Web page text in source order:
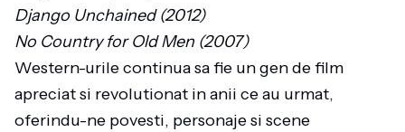
Django Unchained (2012)
No Country for Old Men (2007)
Western-urile continua sa fie un gen de film
apreciat si revolutionat in anii ce au urmat,
oferindu-ne povesti, personaje si scene